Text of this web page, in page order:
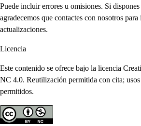
Puede incluir errores u omisiones. Si
agradecemos que contactes con nosotros
actualizaciones.
Licencia
Este contenido se ofrece bajo la licencia
NC 4.0. Reutilización permitida con cita;
permitidos.